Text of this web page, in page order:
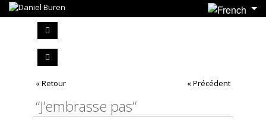
« Retour « Précédent
“J’embrasse pas”